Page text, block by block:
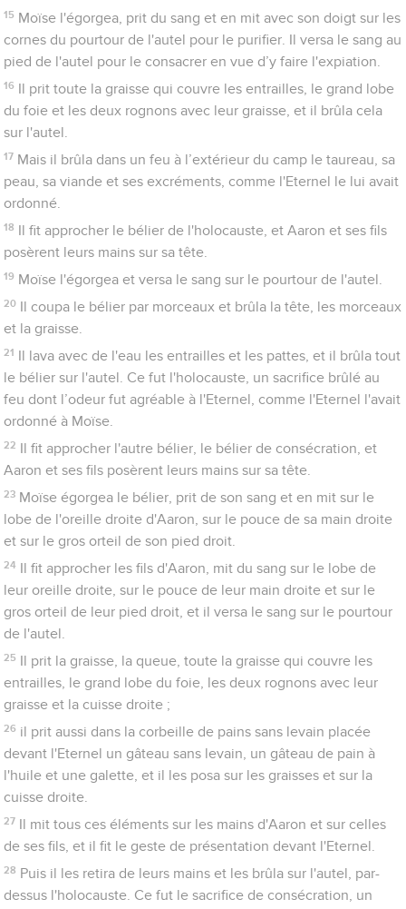
15 Moïse l'égorgea, prit du sang et en mit avec son doigt sur les
cornes du pourtour de l'autel pour le purifier. Il versa le sang au
pied de l'autel pour le consacrer en vue d’y faire l'expiation.
16
Il prit toute la graisse qui couvre les entrailles, le grand lobe
du foie et les deux rognons avec leur graisse, et il brûla cela
sur l'autel.
17 Mais il brûla dans un feu à l’extérieur du camp le taureau, sa
peau, sa viande et ses excréments, comme l'Eternel le lui avait
ordonné.
18
Il fit approcher le bélier de l'holocauste, et Aaron et ses fils
posèrent leurs mains sur sa tête.
19 Moïse l'égorgea et versa le sang sur le pourtour de l'autel.
20
Il coupa le bélier par morceaux et brûla la tête, les morceaux
et la graisse.
21
Il lava avec de l'eau les entrailles et les pattes, et il brûla tout
le bélier sur l'autel. Ce fut l'holocauste, un sacrifice brûlé au
feu dont l’odeur fut agréable à l'Eternel, comme l'Eternel l'avait
ordonné à Moïse.
22
Il fit approcher l'autre bélier, le bélier de consécration, et
Aaron et ses fils posèrent leurs mains sur sa tête.
23 Moïse égorgea le bélier, prit de son sang et en mit sur le
lobe de l'oreille droite d'Aaron, sur le pouce de sa main droite
et sur le gros orteil de son pied droit.
24
Il fit approcher les fils d'Aaron, mit du sang sur le lobe de
leur oreille droite, sur le pouce de leur main droite et sur le
gros orteil de leur pied droit, et il versa le sang sur le pourtour
de l'autel.
25
Il prit la graisse, la queue, toute la graisse qui couvre les
entrailles, le grand lobe du foie, les deux rognons avec leur
graisse et la cuisse droite ;
26 il prit aussi dans la corbeille de pains sans levain placée
devant l'Eternel un gâteau sans levain, un gâteau de pain à
l'huile et une galette, et il les posa sur les graisses et sur la
cuisse droite.
27
Il mit tous ces éléments sur les mains d'Aaron et sur celles
de ses fils, et il fit le geste de présentation devant l'Eternel.
28 Puis il les retira de leurs mains et les brûla sur l'autel, par-
dessus l'holocauste. Ce fut le sacrifice de consécration, un